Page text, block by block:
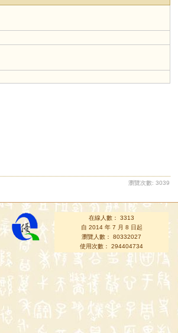
瀏覽次數: 3039
在線人數： 3313
自 2014 年 7 月 8 日起
瀏覽人數： 80332027
使用次數： 294404734